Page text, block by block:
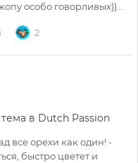
особо говорливых))...
2
тема в Dutch Passion
все орехи как один! -
быстро цветет и